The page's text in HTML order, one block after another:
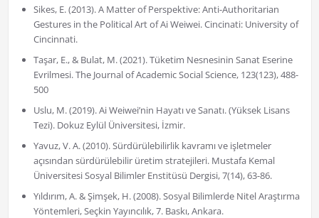
Sikes, E. (2013). A Matter of Perspektive: Anti-Authoritarian
Gestures in the Political Art of Ai Weiwei. Cincinati: University of
Cincinnati.
Taşar, E., & Bulat, M. (2021). Tüketim Nesnesinin Sanat Eserine
Evrilmesi. The Journal of Academic Social Science, 123(123), 488-
500
Uslu, M. (2019). Ai Weiwei’nin Hayatı ve Sanatı. (Yüksek Lisans
Tezi). Dokuz Eylül Üniversitesi, İzmir.
Yavuz, V. A. (2010). Sürdürülebilirlik kavramı ve işletmeler
açısından sürdürülebilir üretim stratejileri. Mustafa Kemal
Üniversitesi Sosyal Bilimler Enstitüsü Dergisi, 7(14), 63-86.
Yıldırım, A. & Şimşek, H. (2008). Sosyal Bilimlerde Nitel Araştırma
Yöntemleri, Seçkin Yayıncılık, 7. Baskı, Ankara.